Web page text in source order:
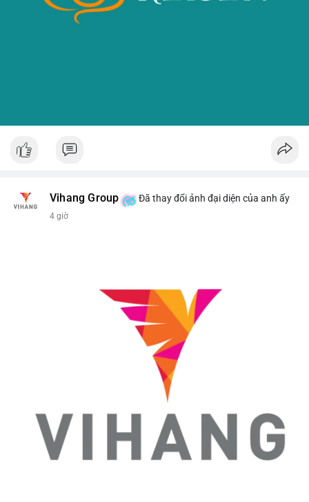
Vihang Group Đã thay đổi ảnh đại diện của anh ấy
4 giờ